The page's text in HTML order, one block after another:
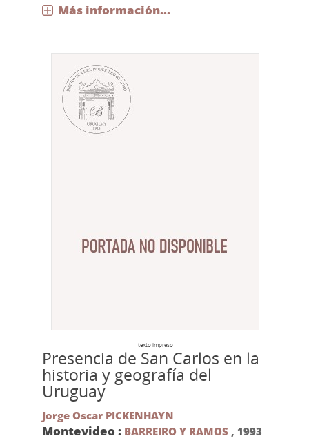
Más información...
texto impreso
Presencia de San Carlos en la
historia y geografía del
Uruguay
Jorge Oscar PICKENHAYN
Montevideo : BARREIRO Y RAMOS , 1993